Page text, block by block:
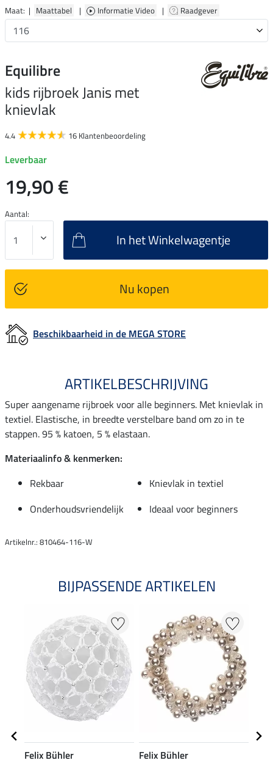
Maat: | Maattabel | Informatie Video | Raadgever
Equilibre
kids rijbroek Janis met
knievlak
4.4 16 Klantenbeoordeling
Leverbaar
19,90 €
Aantal:
In het Winkelwagentje
Nu kopen
Beschikbaarheid in de MEGA STORE
ARTIKELBESCHRIJVING
Super aangename rijbroek voor alle beginners. Met knievlak in
textiel. Elastische, in breedte verstelbare band om zo in te
stappen. 95 % katoen, 5 % elastaan.
Materiaalinfo & kenmerken:
Rekbaar
Knievlak in textiel
Onderhoudsvriendelijk
Ideaal voor beginners
Artikelnr.: 810464-116-W
BIJPASSENDE ARTIKELEN
Felix Bühler
Felix Bühler